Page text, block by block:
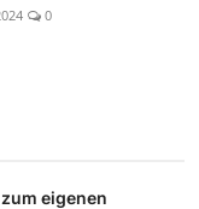
0
eigenen